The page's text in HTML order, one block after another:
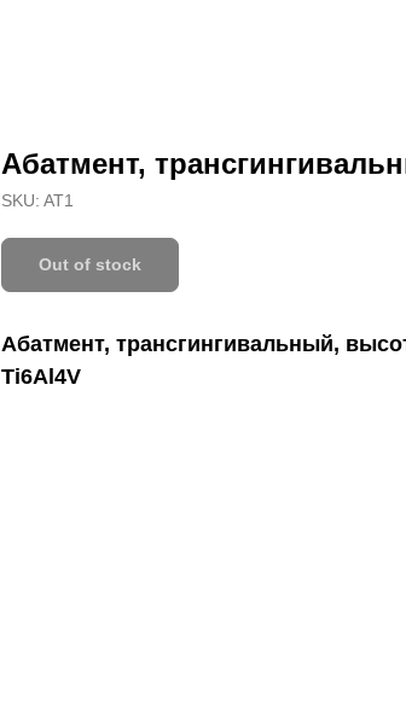
Абатмент,
SKU: AT1
Out of stock
Абатмент, трансгингивальный,
Ti6Al4V